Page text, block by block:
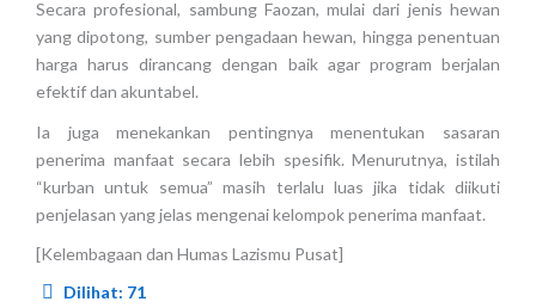
Secara profesional, sambung Faozan, mulai dari jenis hewan
yang dipotong, sumber pengadaan hewan, hingga penentuan
harga harus dirancang dengan baik agar program berjalan
efektif dan akuntabel.
Ia juga menekankan pentingnya menentukan sasaran
penerima manfaat secara lebih spesifik. Menurutnya, istilah
“kurban untuk semua” masih terlalu luas jika tidak diikuti
penjelasan yang jelas mengenai kelompok penerima manfaat.
[Kelembagaan dan Humas Lazismu Pusat]
Dilihat: 71